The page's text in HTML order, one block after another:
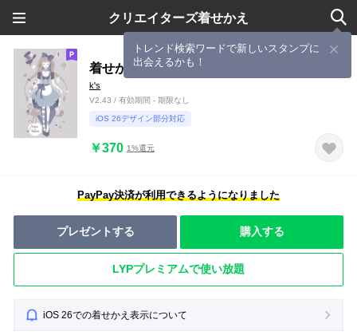
クリエイターズ着せかえ
トレンド検索ワードで新しいスタンプに
出会えるかも！
着せかえの国のアリス
k's
V2.43 / 有効期間 - 期限なし
iOS 26デザイン部分対応
￥370 1%還元
PayPay決済が利用できるようになりました
プレゼントする 購入する
LYPプレミアムで使い放題
iOS 26での着せかえ表示について